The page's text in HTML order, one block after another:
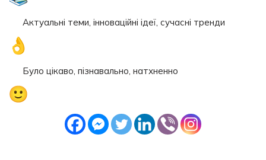
Актуальні теми, інноваційні ідеї, сучасні тренди
Було цікаво, пізнавально, натхненно